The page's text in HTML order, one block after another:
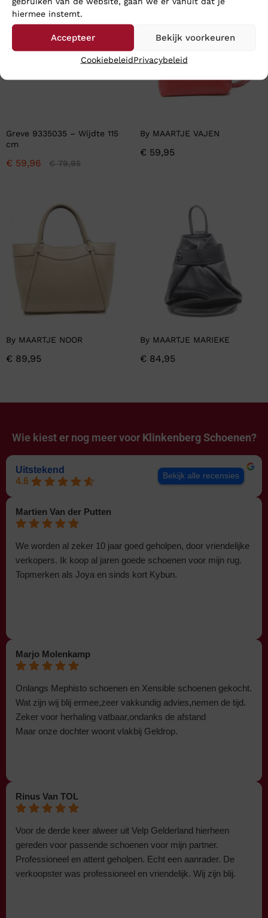
hiermee instemt.
Accepteer Bekijk voorkeuren
CookiebeleidPrivacybeleid
-25%
Greve 9335035 – Wijdte 115
cm
€ 59,96 €79,95
By MAARTJE VAJEN
€ 59,95
By MAARTJE NOOR
€ 89,95
By MAARTJE MARIEKE
€ 84,95
Wie kiest er nog meer voor Klinkenberg Schoenen?
Uitstekend
4.6
Bekijk alle recensies
Martien Van der Putten
We worden al zeker 10 jaar goed geholpen, door vriendelijke
verkopers. Ik koop al jaren goede schoenen voor mijn rug.
Topmerken als Joya en sinds kort Kybun.
Marjo Molenkamp
Onlangs Mephisto schoenen en Xensible schoenen gekocht.
Wat zijn wij blij ermee,zeer vakkundig advies,nemen de tijd.
Zeker voor herhaling vatbaar,ondanks de afstand
Maar onze dochter woont vlakbij Geldrop.
Rinus Van TOL
Voor de derde keer alweer uit Velp Gelderland hierheen
gereden voor passende schoenen voor mijn partner.
Professioneel en attent geholpen. Echt een aanrader. De
verkoopster was professioneel en vriendelijk. Wij zijn blij.